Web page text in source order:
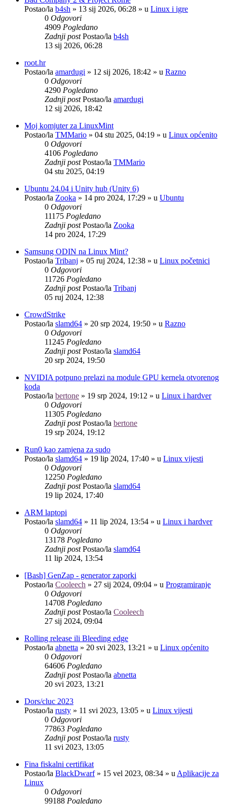
Postao/la b4sh » 13 sij 2026, 06:28 » u Linux i igre
0 Odgovori
4909 Pogledano
Zadnji postPostao/la b4sh
13 sij 2026, 06:28
root.hr
Postao/la amardugi » 12 sij 2026, 18:42 » u Razno
0 Odgovori
4290 Pogledano
Zadnji postPostao/la amardugi
12 sij 2026, 18:42
Moj komjuter za LinuxMint
Postao/la TMMario » 04 stu 2025, 04:19 » u Linux općenito
0 Odgovori
4106 Pogledano
Zadnji postPostao/la TMMario
04 stu 2025, 04:19
Ubuntu 24.04 i Unity hub (Unity 6)
Postao/la Zooka » 14 pro 2024, 17:29 » u Ubuntu
0 Odgovori
11175 Pogledano
Zadnji postPostao/la Zooka
14 pro 2024, 17:29
Samsung ODIN na Linux Mint?
Postao/la Tribanj » 05 ruj 2024, 12:38 » u Linux početnici
0 Odgovori
11726 Pogledano
Zadnji postPostao/la Tribanj
05 ruj 2024, 12:38
CrowdStrike
Postao/la slamd64 » 20 srp 2024, 19:50 » u Razno
0 Odgovori
11245 Pogledano
Zadnji postPostao/la slamd64
20 srp 2024, 19:50
NVIDIA potpuno prelazi na module GPU kernela otvorenog
koda
Postao/la bertone » 19 srp 2024, 19:12 » u Linux i hardver
0 Odgovori
11305 Pogledano
Zadnji postPostao/la bertone
19 srp 2024, 19:12
Run0 kao zamjena za sudo
Postao/la slamd64 » 19 lip 2024, 17:40 » u Linux vijesti
0 Odgovori
12250 Pogledano
Zadnji postPostao/la slamd64
19 lip 2024, 17:40
ARM laptopi
Postao/la slamd64 » 11 lip 2024, 13:54 » u Linux i hardver
0 Odgovori
13178 Pogledano
Zadnji postPostao/la slamd64
11 lip 2024, 13:54
[Bash] GenZap - generator zaporki
Postao/la Cooleech » 27 sij 2024, 09:04 » u Programiranje
0 Odgovori
14708 Pogledano
Zadnji postPostao/la Cooleech
27 sij 2024, 09:04
Rolling release ili Bleeding edge
Postao/la abnetta » 20 svi 2023, 13:21 » u Linux općenito
0 Odgovori
64606 Pogledano
Zadnji postPostao/la abnetta
20 svi 2023, 13:21
Dors/cluc 2023
Postao/la rusty » 11 svi 2023, 13:05 » u Linux vijesti
0 Odgovori
77863 Pogledano
Zadnji postPostao/la rusty
11 svi 2023, 13:05
Fina fiskalni certifikat
Postao/la BlackDwarf» 15 vel 2023, 08:34 » u Aplikacije za
Linux
0 Odgovori
99188 Pogledano